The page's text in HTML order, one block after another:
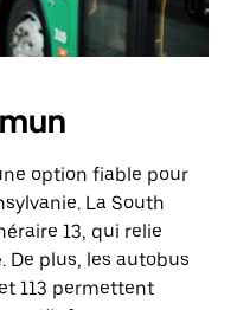
option fiable pour
La South
13, qui relie
De plus, les autobus
113 permettent